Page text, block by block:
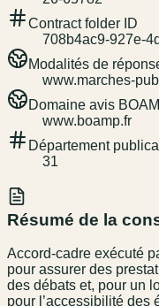
Contract folder ID
708b4ac9-927e-
Modalités de
www.marches-
Domaine avis
www.boamp.fr
Département
31
Résumé de la
Accord-cadre exécuté
pour assurer des
des débats et, pour un
pour l’accessibilité des